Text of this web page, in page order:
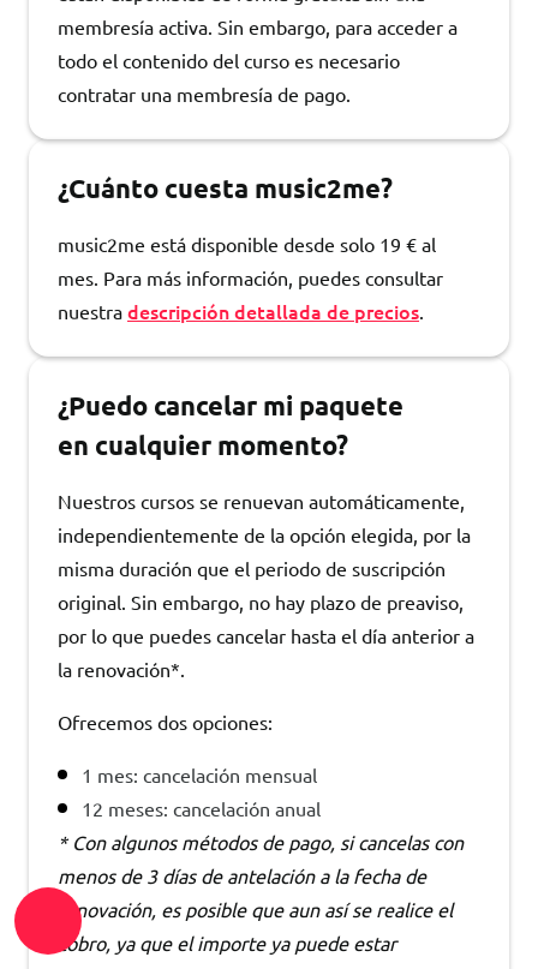
membresía activa. Sin embargo, para acceder a
todo el contenido del curso es necesario
contratar una membresía de pago.
¿Cuánto cuesta music2me?
music2me está disponible desde solo 19 € al
mes. Para más información, puedes consultar
nuestra descripción detallada de precios.
¿Puedo cancelar mi paquete
en cualquier momento?
Nuestros cursos se renuevan automáticamente,
independientemente de la opción elegida, por la
misma duración que el periodo de suscripción
original. Sin embargo, no hay plazo de preaviso,
por lo que puedes cancelar hasta el día anterior a
la renovación*.
Ofrecemos dos opciones:
1 mes: cancelación mensual
12 meses: cancelación anual
* Con algunos métodos de pago, si cancelas con
menos de 3 días de antelación a la fecha de
renovación, es posible que aun así se realice el
cobro, ya que el importe ya puede estar